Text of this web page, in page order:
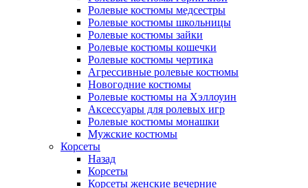
Ролевые костюмы медсестры
Ролевые костюмы школьницы
Ролевые костюмы зайки
Ролевые костюмы кошечки
Ролевые костюмы чертика
Агрессивные ролевые костюмы
Новогодние костюмы
Ролевые костюмы на Хэллоуин
Аксессуары для ролевых игр
Ролевые костюмы монашки
Мужские костюмы
Корсеты
Назад
Корсеты
Корсеты женские вечерние